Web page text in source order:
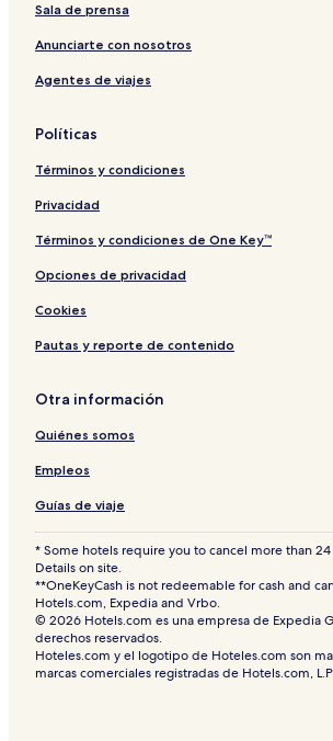
Sala de prensa
Anunciarte con nosotros
Agentes de viajes
Políticas
Términos y condiciones
Privacidad
Términos y condiciones de One Key™
Opciones de privacidad
Cookies
Pautas y reporte de contenido
Otra información
Quiénes somos
Empleos
Guías de viaje
* Some hotels require you to cancel more than
Details on site.
**OneKeyCash is not redeemable for cash and
Hotels.com, Expedia and Vrbo.
© 2026 Hotels.com es una empresa de Expedia
derechos reservados.
Hoteles.com y el logotipo de Hoteles.com son
marcas comerciales registradas de Hotels.com,